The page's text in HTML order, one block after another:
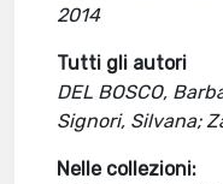
2014
Tutti gli autori
DEL BOSCO,
Signori, Silvana;
Nelle collezioni: